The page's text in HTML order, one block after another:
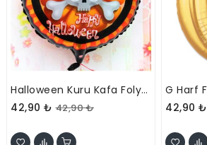
Halloween Kuru Kafa Folyo Balon 18 Inç
42,90 ₺ 42,90 ₺
42,90 ₺